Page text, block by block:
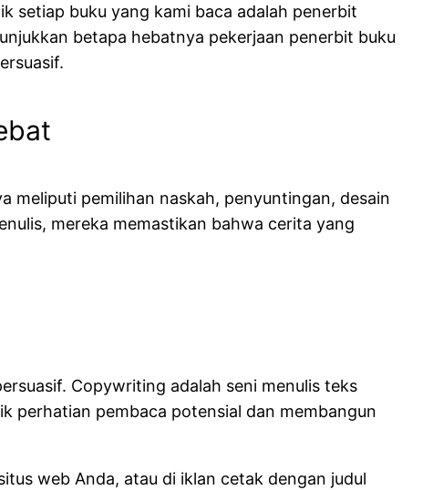
setiap buku yang kami baca adalah penerbit
betapa hebatnya pekerjaan penerbit buku
meliputi pemilihan naskah, penyuntingan, desain
mereka memastikan bahwa cerita yang
Copywriting adalah seni menulis teks
perhatian pembaca potensial dan membangun
web Anda, atau di iklan cetak dengan judul